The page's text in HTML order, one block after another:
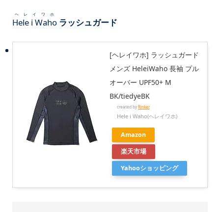
Hele i Waho
ヘレイワホ
ラッシュガード
[ヘレイワホ] ラッシュガード
メンズ HeleiWaho 長袖 プル
オーバー UPF50+ M
BK/tiedyeBK
created byRinker
Hele i Waho(ヘレイワホ)
Amazon
楽天市場
Yahooショッピング